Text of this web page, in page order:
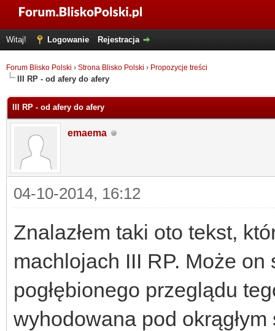
Witaj! Logowanie Rejestracja
Forum Blisko Polski › Strona Blisko Polski › Propozycje treści
III RP - od afery do afery
III RP - od afery do afery
emaema
04-10-2014, 16:12
Znalazłem taki oto tekst,
machlojach III RP. Może on
pogłębionego przeglądu
wyhodowana pod okrągłym